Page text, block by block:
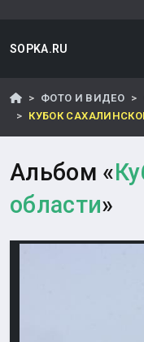
SOPKA.RU
ФОТО И ВИДЕО
КУБОК
Альбом «
области»